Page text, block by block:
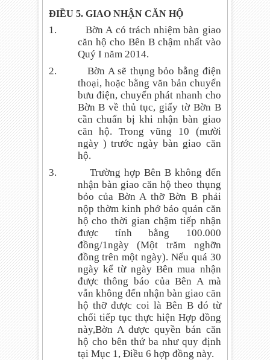
ĐIỀU 5. GIAO NHẬN CĂN HỘ
1.
Bờn A có trách nhiệm bàn giao
căn hộ cho Bên B chậm nhất vào
Quý I năm 2014.
2.
Bờn A sẽ thụng bỏobằng điện
thoại, hoặc bằng văn bản chuyển
bưu điện, chuyển phát nhanh cho
Bờn B về thủ tục, giấy tờ Bờn B
cần chuẩn bị khi nhận bàn giao
căn hộ. Trong vũng 10 (mười
ngày ) trước ngày bàn giao căn
hộ.
3.
Trường hợp Bên B không đến
nhận bàn giao căn hộ theo thụng
bỏo của Bờn A thỡ Bờn B phải
nộp thờm kinh phớ bảo quản căn
hộ cho thời gian chậm tiếp nhận
được tính bằng 100.000
đồng/1ngày (Một trăm nghỡn
đồng trên một ngày). Nếu quá 30
ngày kể từ ngày Bên mua nhận
được thông báo của Bên A mà
vẫn không đến nhận bàn giao căn
hộ thỡ được coi là Bên B đó từ
chối tiếp tục thực hiện Hợp đồng
này,Bờn A được quyền bán căn
hộ cho bên thứ ba như quy định
tại Mục 1, Điều 6 hợp đồng này.